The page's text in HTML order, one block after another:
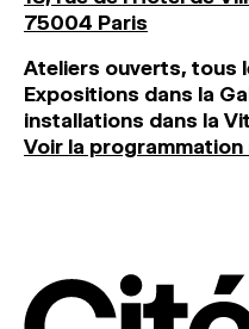
75004 Paris
Ateliers ouverts, tous
Expositions dans la
installations dans la
Voir la